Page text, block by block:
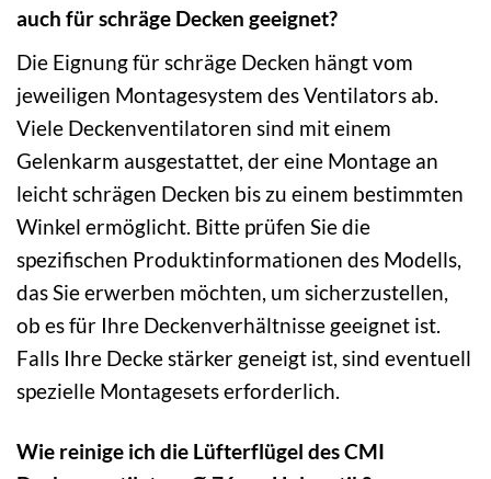
auch für schräge Decken geeignet?
Die Eignung für schräge Decken hängt vom
jeweiligen Montagesystem des Ventilators ab.
Viele Deckenventilatoren sind mit einem
Gelenkarm ausgestattet, der eine Montage an
leicht schrägen Decken bis zu einem bestimmten
Winkel ermöglicht. Bitte prüfen Sie die
spezifischen Produktinformationen des Modells,
das Sie erwerben möchten, um sicherzustellen,
ob es für Ihre Deckenverhältnisse geeignet ist.
Falls Ihre Decke stärker geneigt ist, sind eventuell
spezielle Montagesets erforderlich.
Wie reinige ich die Lüfterflügel des CMI